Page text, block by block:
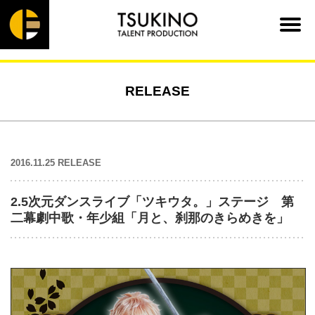
RELEASE
2016.11.25 RELEASE
2.5次元ダンスライブ「ツキウタ。」ステージ 第
二幕劇中歌・年少組「月と、刹那のきらめきを」